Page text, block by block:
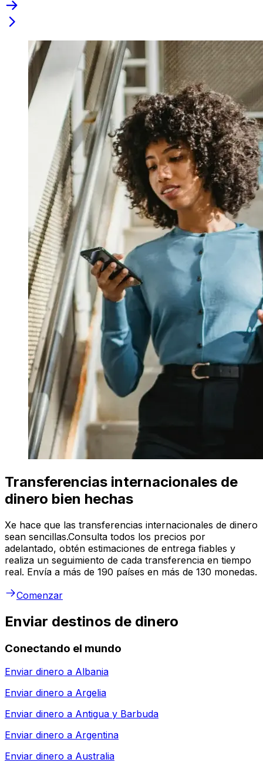
Transferencias internacionales de
dinero bien hechas
Xe hace que las transferencias internacionales de dinero
sean sencillas.Consulta todos los precios por
adelantado, obtén estimaciones de entrega fiables y
realiza un seguimiento de cada transferencia en tiempo
real. Envía a más de 190 países en más de 130 monedas.
Comenzar
Enviar destinos de dinero
Conectando el mundo
Enviar dinero a Albania
Enviar dinero a Argelia
Enviar dinero a Antigua y Barbuda
Enviar dinero a Argentina
Enviar dinero a Australia